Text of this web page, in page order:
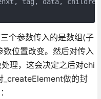
个参数传入的是数组(子
位置改变。然后对传入
理，这会决定之后对chi
_createElement做的封